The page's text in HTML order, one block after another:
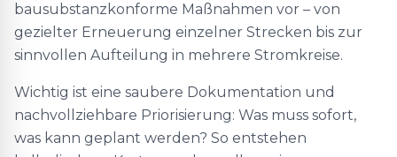
bausubstanzkonforme Maßnahmen vor – von
gezielter Erneuerung einzelner Strecken bis zur
sinnvollen Aufteilung in mehrere Stromkreise.
Wichtig ist eine saubere Dokumentation und
nachvollziehbare Priorisierung: Was muss sofort,
was kann geplant werden? So entstehen